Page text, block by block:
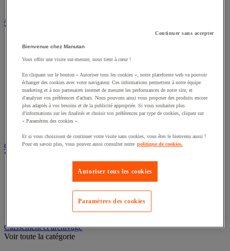
Audiovisuel
Connectique audio et vidéo
Éclairage scénique et architectural
Éclairage studio et accessoirisation
Équipement audio et Hi-Fi
Matériel de projection et vidéoprojection
Sonorisation et enregistrement professionnels
Studio Web radio et vidéo
Télévision, lecteur DVD et Blu-ray
Chauffage, climatisation et traitement de l'air
Voir toute la catégorie
Rafraîchisseur d'air
Classement et archivage
Continuer sans accepter
Bienvenue chez Manutan
Vous offrir une visite sur-mesure, nous tient à cœur !
En cliquant sur le bouton « Autoriser tous les cookies », notre plateforme web va pouvoir
échanger des cookies avec votre navigateur. Ces informations permettent à notre équipe
marketing et à nos partenaires internet de mesurer les performances de notre site, et
d'analyser vos préférences d'achats. Nous pouvons ainsi vous proposer des produits encore
plus adaptés à vos besoins et de la publicité appropriée. Si vous souhaitez plus
d'informations sur les finalités et choisir vos préférences par type de cookies, cliquez sur
« Paramètres des cookies ».
Et si vous choisissez de continuer votre visite sans cookies, vous êtes le bienvenu aussi !
Pour en savoir plus, vous pouvez aussi consulter notre politique de cookies.
Autoriser tous les cookies
Paramètres des cookies